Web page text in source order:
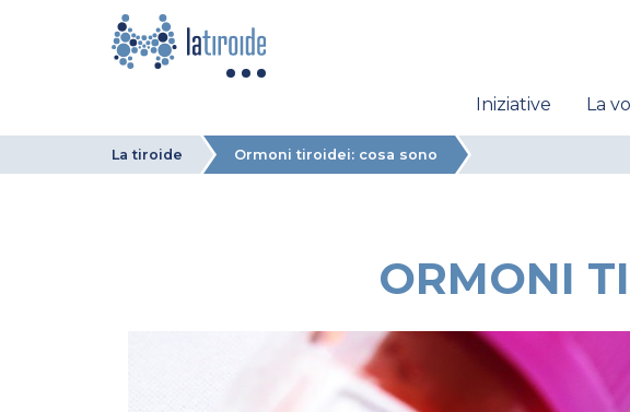
Iniziative La
La tiroide Ormoni tiroidei: cosa sono
ORMONI